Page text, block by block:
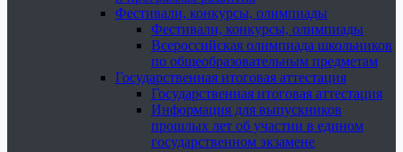
Фестивали, конкурсы, олимпиады
Фестивали, конкурсы, олимпиады
Всероссийская олимпиада школьников
по общеобразовательным предметам
Государственная итоговая аттестация
Государственная итоговая аттестация
Информация для выпускников
прошлых лет об участии в едином
государственном экзамене